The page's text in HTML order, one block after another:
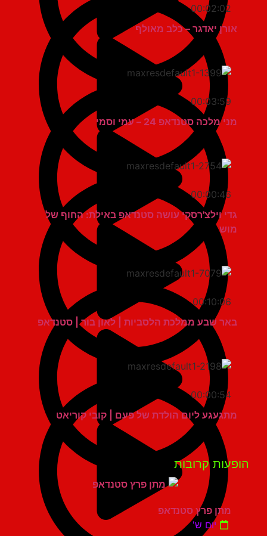
00:02:02
אורן יאדגר – כלב מאולף
00:03:59
מני מלכה סטנדאפ 24 – עמי וסמי
00:00:46
גדי וילצ'רסקי עושה סטנדאפ באילת: החוף של
00:10:06
באר שבע ממלכת הלסביות | לאון בור | סטנדאפ
00:00:54
מתגעגע ליום הולדת של פעם | קובי קוריאט
קרובות
מתן פרץ סטנדאפ
יום ש'